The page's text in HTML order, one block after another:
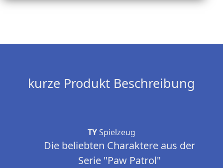
kurze Produkt Beschreibung
TYSpielzeug
Die beliebten Charaktere aus der
Serie "Paw Patrol"